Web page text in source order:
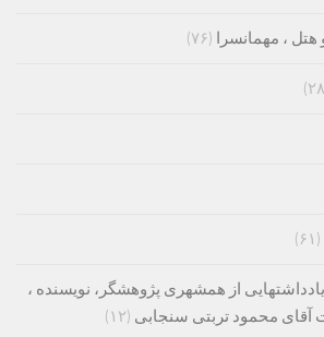
هتل ، مهمانسرا (۷۶)
(۶۱)
از همشهری پژوهشگر، نویسنده ،
آقای محمود تربتی سنجابی (۱۲)